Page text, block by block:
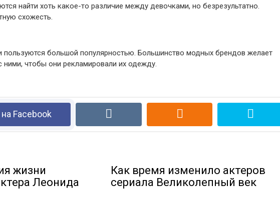
найти хоть какое-то различие между девочками, но безрезультатно.
схожесть.
пользуются большой популярностью. Большинство модных брендов желает
ними, чтобы они рекламировали их одежду.
Facebook
жизни
Леонида
Как время изменило актеров
сериала Великолепный век